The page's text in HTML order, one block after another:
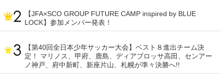
【JFA×SCO GROUP FUTURE CAMP inspired by BLUE
LOCK】参加メンバー発表！
【第40回全日本少年サッカー大会】ベスト８進出チーム決
定！ マリノス、甲府、鹿島、ディアブロッサ高田、センアー
ノ神戸、府中新町、新座片山、札幌が準々決勝へ!!